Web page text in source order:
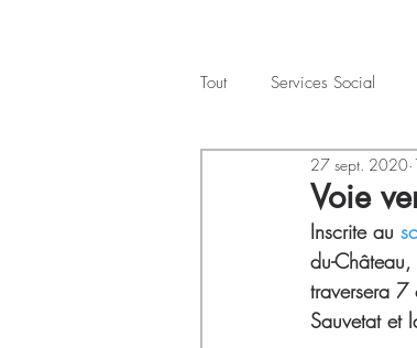
Tout Services Social
Santé - Covid-19
Voie
27 sept. 2020
Inscrite au
du-
traversera 7
Sauvetat et